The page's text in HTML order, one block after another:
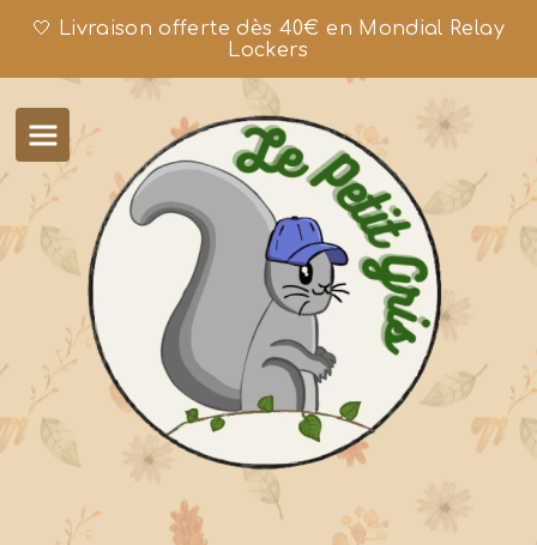
🤍 Livraison offerte dès 40€ en Mondial Relay
Lockers